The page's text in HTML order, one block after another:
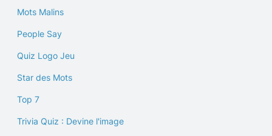
Mots Malins
People Say
Quiz Logo Jeu
Star des Mots
Top 7
Trivia Quiz : Devine l'image